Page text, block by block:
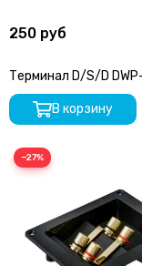
250 руб
Терминал D/S/D
В корзину
−27%